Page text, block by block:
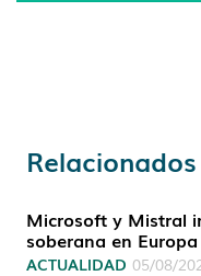
Relacionados
Microsoft y Mistral
soberana en Europa
ACTUALIDAD 05/08/